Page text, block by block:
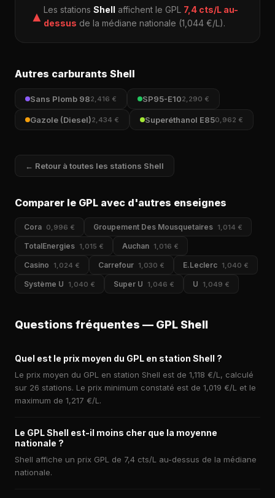
▲ Les stations Shell affichent le GPL 7,4 cts/L au-
dessus de la médiane nationale (1,044 €/L).
Autres carburants Shell
Sans Plomb 982,416 € SP95-E102,290 €
Gazole (Diesel)2,434 € Superéthanol E850,962 €
← Retour à toutes les stations Shell
Comparer le GPL avec d'autres enseignes
Cora 0,996 € Groupement Des Mousquetaires 1,014 €
TotalEnergies 1,015 € Auchan 1,016 €
Casino 1,024 € Carrefour 1,030 € E.Leclerc 1,040 €
Système U 1,040 € Super U 1,046 € U 1,049 €
Questions fréquentes — GPL Shell
Quel est le prix moyen du GPL en station Shell ?
Le prix moyen du GPL en station Shell est de 1,118 €/L, calculé
sur 26 stations. Le prix minimum constaté est de 1,019 €/L et le
maximum de 1,217 €/L.
Le GPL Shell est-il moins cher que la moyenne
nationale ?
Shell affiche un prix GPL de 7,4 cts/L au-dessus de la médiane
nationale.